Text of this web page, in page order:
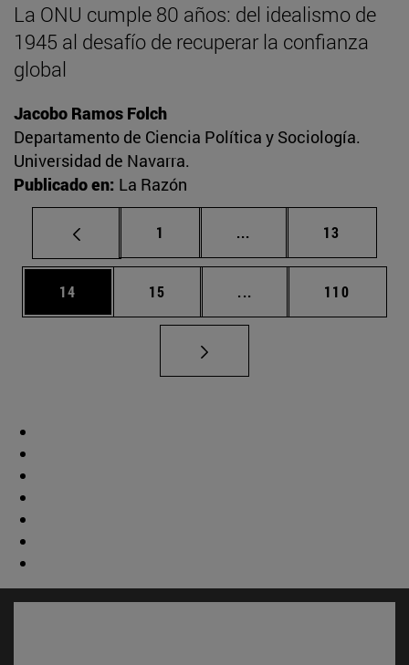
La ONU cumple 80 años: del idealismo de
1945 al desafío de recuperar la confianza
global
Jacobo Ramos Folch
Departamento de Ciencia Política y Sociología.
Universidad de Navarra.
Publicado en: La Razón
Página
1 ... Páginas intermedias
Página
13
Página
14 Página
15 ... Páginas intermedias
Página
110